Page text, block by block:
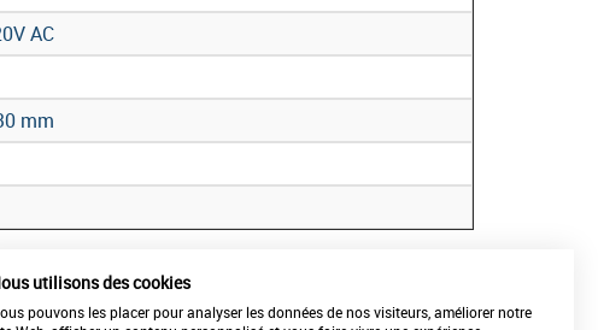
AC
mm
utilisons des cookies
pouvons les placer pour analyser les données de nos visiteurs, améliorer notre